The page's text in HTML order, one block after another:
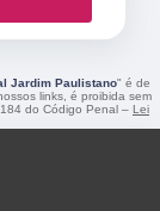
Jardim Paulistano" é de
links, é proibida sem
do Código Penal – Lei